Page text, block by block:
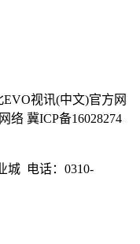
EVO视讯(中文)官方网
络 冀ICP备16028274
城 电话：0310-